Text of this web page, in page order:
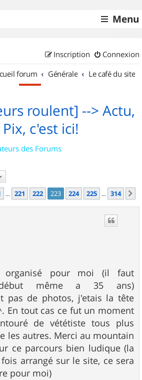
Menu
Connexion
Inscription
forum Générale Le café du site
roulent] --> Actu,
Pix, c'est ici!
des Forums
sur314
… 221 222 223 224 225 … 314
organisé pour moi (il faut
même a 35 ans)
pas de photos, j'etais la tête
En tout cas ce fut un moment
de vététiste tous plus
les autres. Merci au mountain
ce parcours bien ludique (la
arrangé sur le site, ce sera
pour moi)